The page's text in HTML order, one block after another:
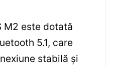
M2 este dotată
5.1, care
stabilă și